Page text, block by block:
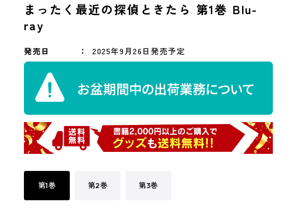
まったく最近の探偵ときたら 第1巻 Blu-
ray
発売日 2025年9月26日発売予定
第1巻 第2巻 第3巻